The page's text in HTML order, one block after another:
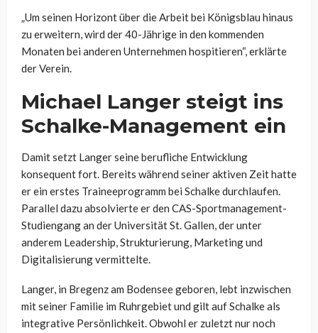
„Um seinen Horizont über die Arbeit bei Königsblau hinaus
zu erweitern, wird der 40-Jährige in den kommenden
Monaten bei anderen Unternehmen hospitieren“, erklärte
der Verein.
Michael Langer steigt ins
Schalke-Management ein
Damit setzt Langer seine berufliche Entwicklung
konsequent fort. Bereits während seiner aktiven Zeit hatte
er ein erstes Traineeprogramm bei Schalke durchlaufen.
Parallel dazu absolvierte er den CAS-Sportmanagement-
Studiengang an der Universität St. Gallen, der unter
anderem Leadership, Strukturierung, Marketing und
Digitalisierung vermittelte.
Langer, in Bregenz am Bodensee geboren, lebt inzwischen
mit seiner Familie im Ruhrgebiet und gilt auf Schalke als
integrative Persönlichkeit. Obwohl er zuletzt nur noch